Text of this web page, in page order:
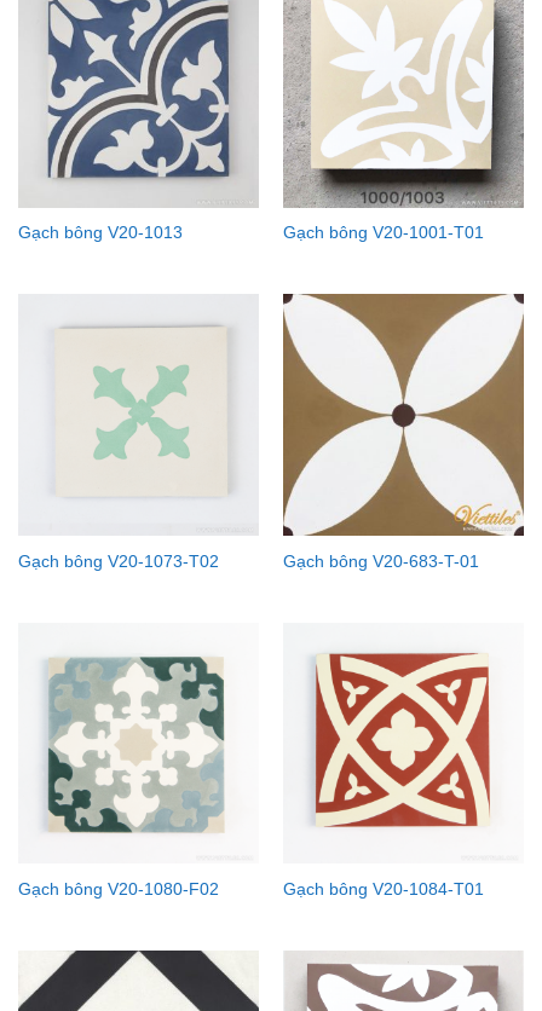
Gạch bông V20-1013 Gạch bông V20-1001-T01
Gạch bông V20-1073-T02 Gạch bông V20-683-T-01
Gạch bông V20-1080-F02 Gạch bông V20-1084-T01